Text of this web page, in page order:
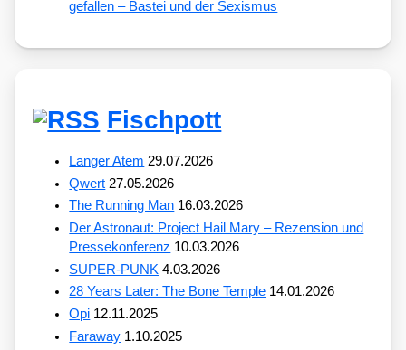
gefallen – Bastei und der Sexismus
Fischpott
Langer Atem 29.07.2026
Qwert 27.05.2026
The Running Man 16.03.2026
Der Astronaut: Project Hail Mary – Rezension und
Pressekonferenz 10.03.2026
SUPER-PUNK 4.03.2026
28 Years Later: The Bone Temple 14.01.2026
Opi 12.11.2025
Faraway 1.10.2025